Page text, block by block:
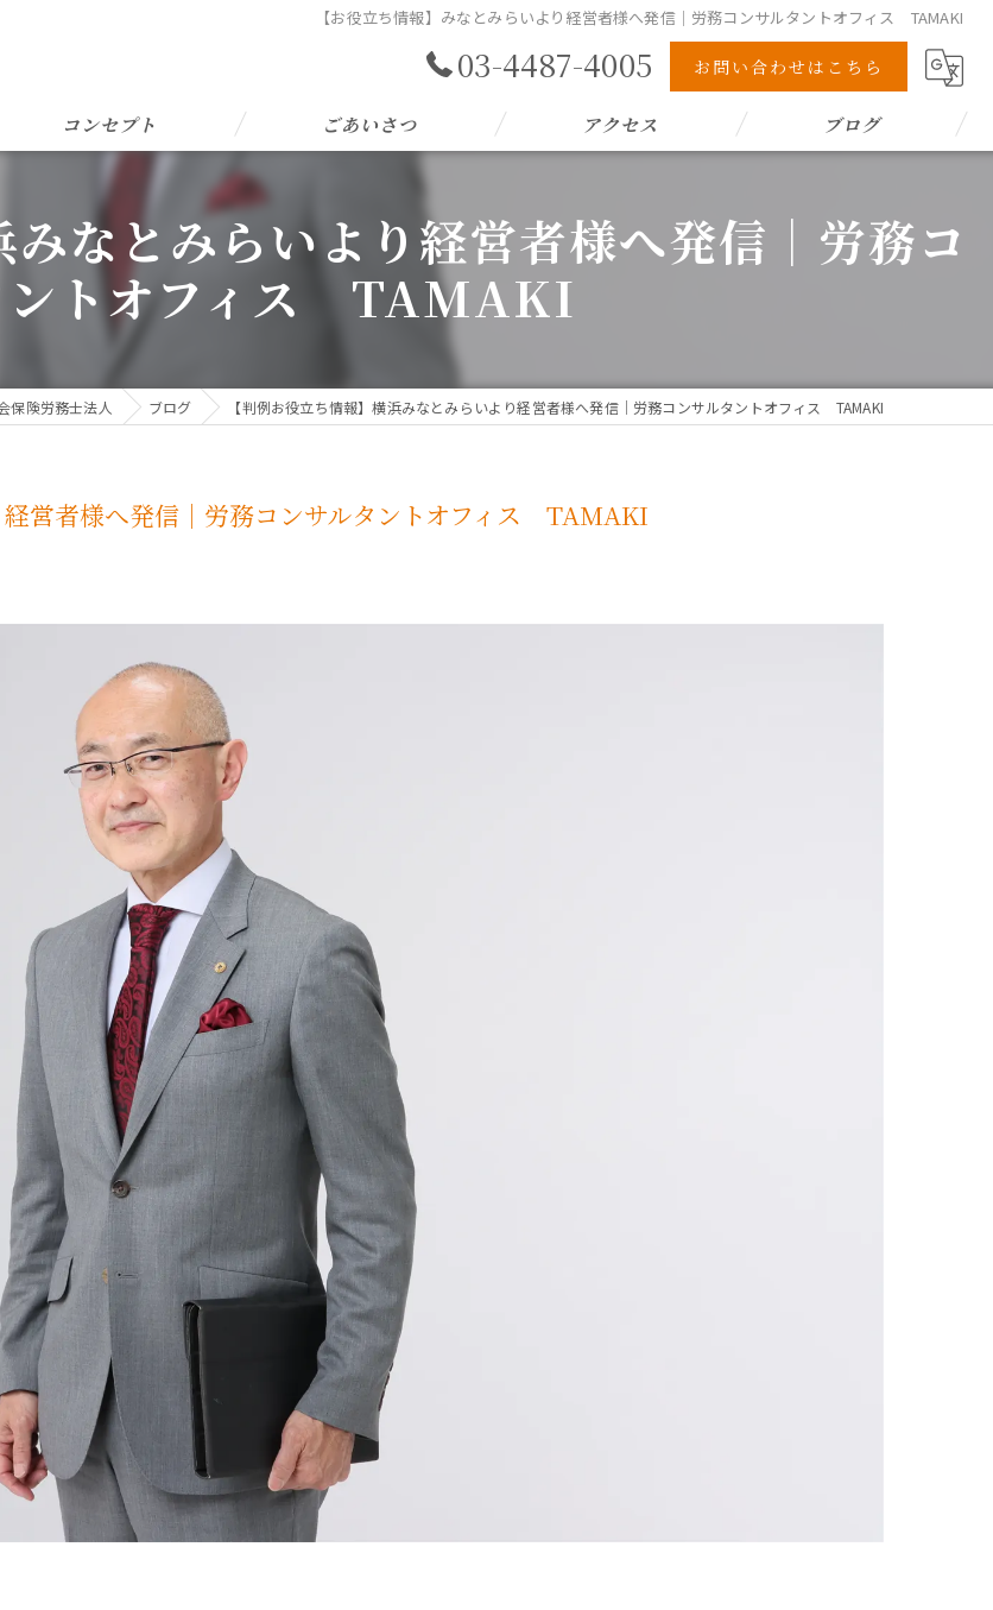
【お役立ち情報】みなとみらいより経営者様へ発信｜労務コンサルタントオフィス TAMAKI
03-4487-4005 お問い合わせはこちら
コンセプト ごあいさつ アクセス ブログ
みなとみらいより経営者様へ発信｜労務コ
ントオフィス TAMAKI
保険労務士法人 ブログ 【判例お役立ち情報】横浜みなとみらいより経営者様へ発信｜労務コンサルタントオフィス TAMAKI
経営者様へ発信｜労務コンサルタントオフィス TAMAKI